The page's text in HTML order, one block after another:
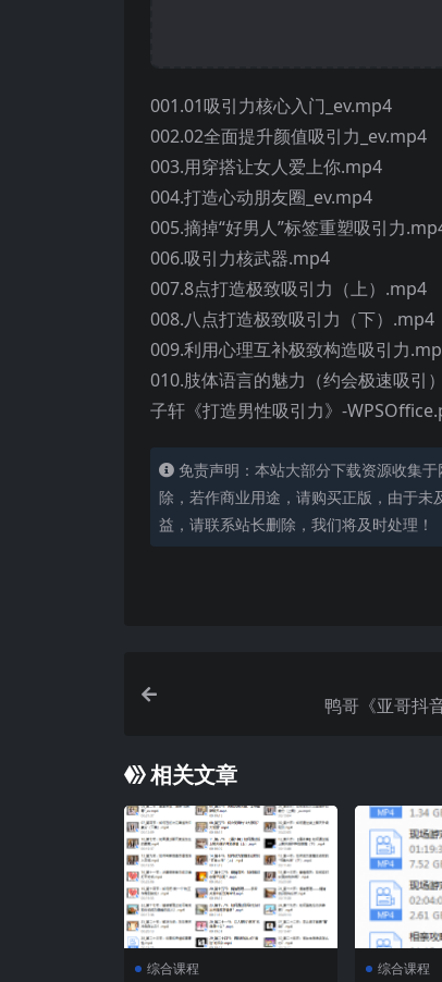
001.01吸引力核心入门_ev.mp4
002.02全面提升颜值吸引力_ev.mp4
003.用穿搭让女人爱上你.mp4
004.打造心动朋友圈_ev.mp4
005.摘掉“好男人”标签重塑吸引力
006.吸引力核武器.mp4
007.8点打造极致吸引力（上）.mp4
008.八点打造极致吸引力（下）.mp4
009.利用心理互补极致构造吸引力
010.肢体语言的魅力（约会极速吸引
子轩《打造男性吸引力》-
免责声明：本站大部分下载资源收集
除，若作商业用途，请购买正版，由于
益，请联系站长删除，我们将及时处理！
鸭哥《亚哥抖
相关文章
综合课程 综合课程